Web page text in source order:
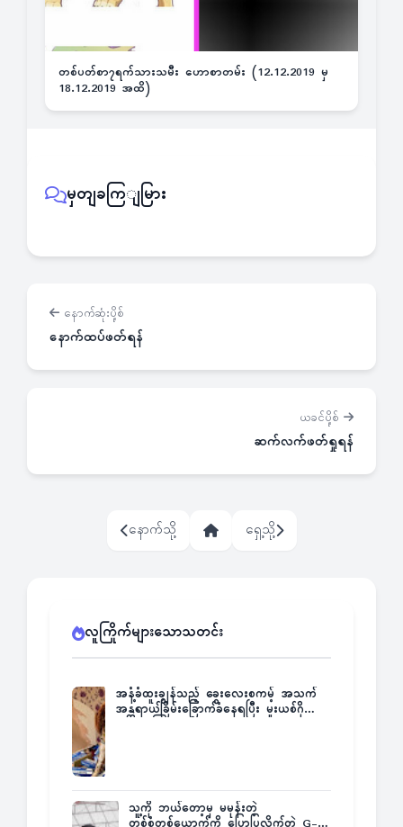
တစ်ပတ်စာ၇ရက်သားသမီး ဟောစာတမ်း (12.12.2019 မှ
18.12.2019 အထိ)
မှတျခကြျမြား
နောက်ဆုံးပို့စ်
နောက်ထပ်ဖတ်ရန်
ယခင်ပို့စ်
ဆက်လက်ဖတ်ရှုရန်
နောက်သို့ ရှေ့သို့
လူကြိုက်များသောသတင်း
အနံ့ခံထူးချွန်သည့် ခွေးလေးစကမ့် အသက်
အန္တရာယ်ခြိမ်းခြောက်ခံနေရပြီး မူးယစ်ဂိုဏ်း
သူ့ကို ဘယ်တော့မှ မမုန်းတဲ့